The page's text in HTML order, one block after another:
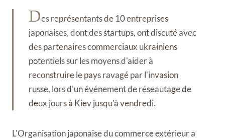
Des représentants de 10 entreprises
japonaises, dont des startups, ont discuté avec
des partenaires commerciaux ukrainiens
potentiels sur les moyens d'aider à
reconstruire le pays ravagé par l'invasion
russe, lors d'un événement de réseautage de
deux jours à Kiev jusqu'à vendredi.
L'Organisation japonaise du commerce extérieur a